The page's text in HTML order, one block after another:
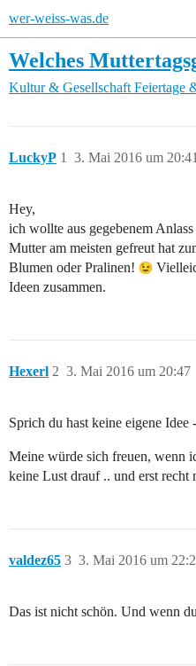
wer-weiss-was.de
Welches
Kultur & Gesellschaft Feiertage
LuckyP 3. Mai 2016 um 20:41
1
Hey,
ich wollte aus gegebenem
Mutter am meisten gefreut hat
Blumen oder Pralinen!
Ideen zusammen.
Hexerl 3. Mai 2016 um 20:47
2
Sprich du hast keine eigene Idee
Meine würde sich freuen, wenn
keine Lust drauf .. und erst recht
valdez65 3. Mai 2016 um
3
Das ist nicht schön. Und wenn